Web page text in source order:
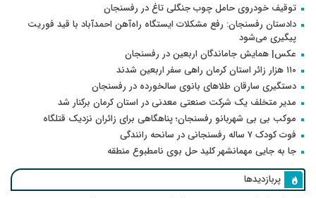
توقیف خودروی حامل چوب جنگلی تاغ در رفسنجان
دادستان رفسنجان: رفع مشکلات ایستگاه راه‌آهن احمدآباد با قید فوریت
پیگیری می‌شود
عکس| همایش جاماندگان اربعین در رفسنجان
۱۱۰ هزار زائر استان کرمان راهی سفر اربعین شدند
دستگیری سارقان طلاهای بانوی سالخورده در رفسنجان
مدیر متخلف یک شرکت صنعتی معدنی در استان کرمان برکنار شد
موکب بی بی شهربانو رفسنجان؛ پناهگاهی برای زائران نزدیک قتلگاه
فوت کودک ۷ ساله رفسنجانی در سانحه رانندگی
جا به جایی مهمانشهر کلید حل بوی نامطبوع منطقه
پربازدیدها